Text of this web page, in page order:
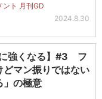
ント 月刊GD
2024.8.30
に強くなる】#3 フ
どマン振りではない
」の極意